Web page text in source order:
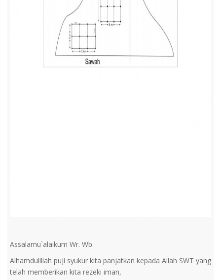
Assalamu`alaikum Wr. Wb.
Alhamdulillah puji syukur kita panjatkan kepada Allah SWT yang
telah memberikan kita rezeki iman,